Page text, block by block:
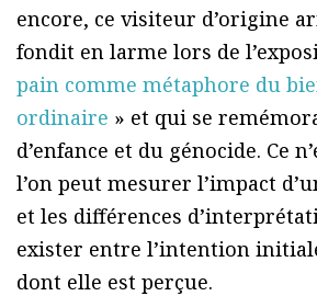
encore, ce visiteur d’origine
fondit en larme lors de
pain comme métaphore du
ordinaire » et qui se
d’enfance et du génocide. Ce
l’on peut mesurer l’impact
et les différences
exister entre l’intention
dont elle est perçue.